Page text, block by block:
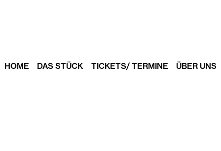
HOME DAS STÜCK TICKETS/ TERMINE ÜBER UNS